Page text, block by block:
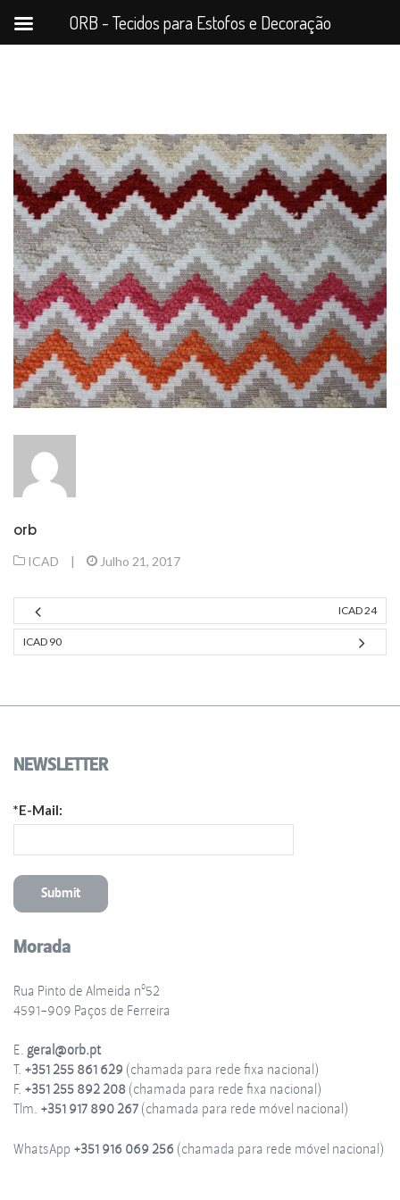
orb
ICAD | Julho 21, 2017
ICAD 24
ICAD 90
NEWSLETTER
*E-Mail:
Morada
Rua Pinto de Almeida nº52
4591-909 Paços de Ferreira
E. geral@orb.pt
T. +351 255 861 629 (chamada para rede fixa nacional)
F. +351 255 892 208(chamada para rede fixa nacional)
Tlm. +351 917 890 267(chamada para rede móvel nacional)
WhatsApp +351 916 069 256 (chamada para rede móvel nacional)
ORB - Tecidos para Estofos e Decoração